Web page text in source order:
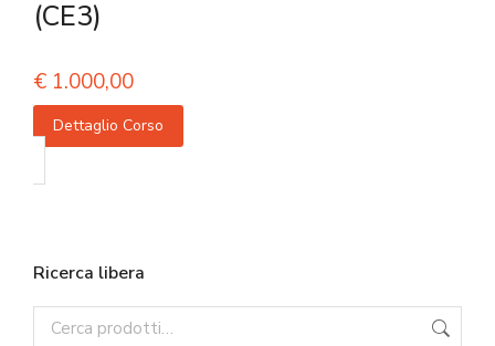
(CE3)
€ 1.000,00
Dettaglio Corso
Ricerca libera